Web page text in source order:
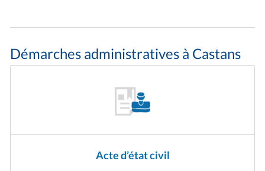
Démarches administratives à Castans
Acte d’état civil